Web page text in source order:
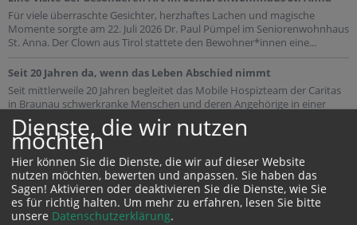
Für viele überraschte Gesichter, herzhaftes Lachen und magische
Momente sorgte am 22. Juli 2026 Dr. Paul Pümpel im Seniorenwohnhaus
St. Anna. Der Clown aus Tirol stattete den Bewohner*innen eine...
Seit 20 Jahren da, wenn das Leben Abschied nimmt
Seit mittlerweile 20 Jahren begleitet das Mobile Hospizteam der Caritas
in Braunau schwerkranke Menschen und deren Angehörige in einer
besonders sensiblen Lebensphase. Dieses besondere Jubiläum...
Dienste, die wir nutzen
möchten
Hier können Sie die Dienste, die wir auf dieser Website
nutzen möchten, bewerten und anpassen. Sie haben das
Sagen! Aktivieren oder deaktivieren Sie die Dienste, wie Sie
es für richtig halten. Um mehr zu erfahren, lesen Sie bitte
unsere Datenschutzerklärung.